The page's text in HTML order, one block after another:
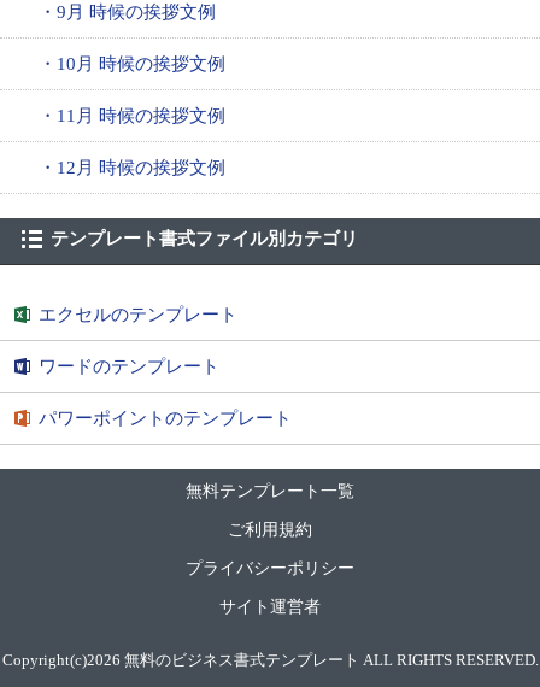
・9月 時候の挨拶文例
・10月 時候の挨拶文例
・11月 時候の挨拶文例
・12月 時候の挨拶文例
テンプレート書式ファイル別カテゴリ
エクセルのテンプレート
ワードのテンプレート
パワーポイントのテンプレート
無料テンプレート一覧
ご利用規約
プライバシーポリシー
サイト運営者
Copyright(c)2026 無料のビジネス書式テンプレート ALL RIGHTS RESERVED.